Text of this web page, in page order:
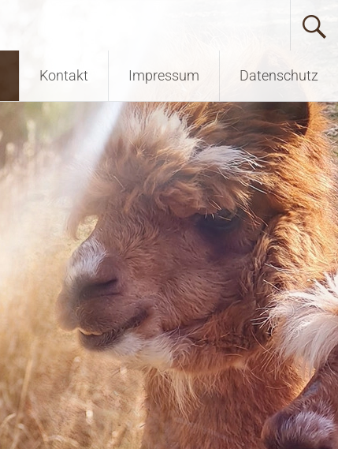
Kontakt Impressum Datenschutz